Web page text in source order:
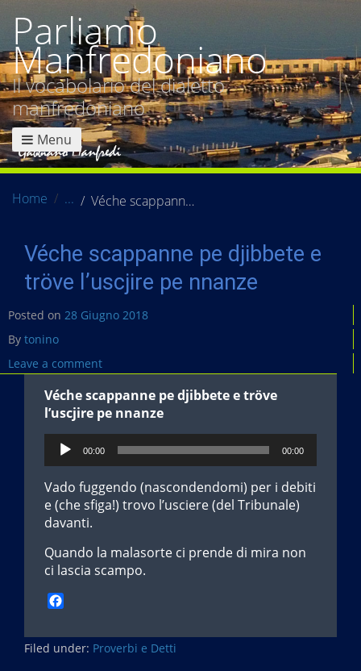
Parliamo
Manfredoniano
Il vocabolario del dialetto
manfredoniano
Menu
Home Véche scappanne pe djibbete e tröve l’uscjire pe nnanze
Véche scappanne pe djibbete e
tröve l’uscjire pe nnanze
Posted on 28 Giugno 2018
By tonino
Leave a comment
Véche scappanne pe djibbete e tröve
l’uscjire pe nnanze
Audio
Player
00:00 00:00
Vado fuggendo (nascondendomi) per i debiti
e (che sfiga!) trovo l’usciere (del Tribunale)
davanti.
Quando la malasorte ci prende di mira non
ci lascia scampo.
c
e
Filed under: Proverbi e Detti